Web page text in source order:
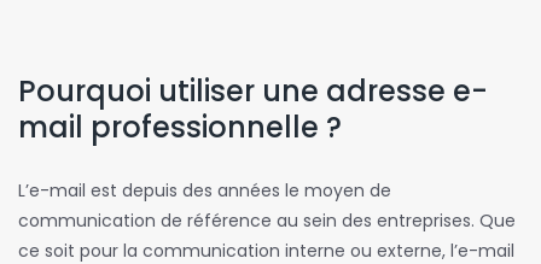
Pourquoi utiliser une adresse e-
mail professionnelle ?
L’e-mail est depuis des années le moyen de
communication de référence au sein des entreprises. Que
ce soit pour la communication interne ou externe, l’e-mail